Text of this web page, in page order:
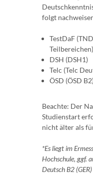
folgt
TestDaF
Teilbereichen)
DSH (DSH1)
Telc (Telc
ÖSD (ÖSD
Beachte: Der
Studienstart
nicht älter als
*Es liegt im
Hochschule, ggf.
Deutsch B2